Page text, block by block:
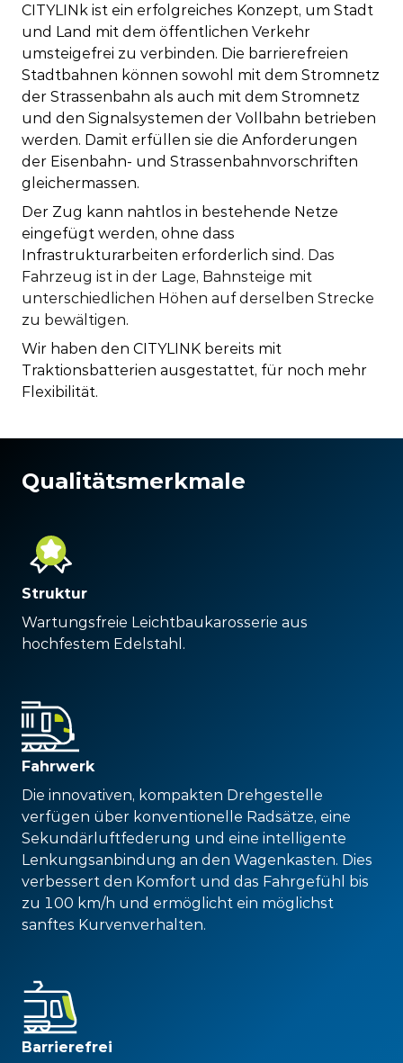
CITYLINk ist ein erfolgreiches Konzept, um Stadt
und Land mit dem öffentlichen Verkehr
umsteigefrei zu verbinden. Die barrierefreien
Stadtbahnen können sowohl mit dem Stromnetz
der Strassenbahn als auch mit dem Stromnetz
und den Signalsystemen der Vollbahn betrieben
werden. Damit erfüllen sie die Anforderungen
der Eisenbahn- und Strassenbahnvorschriften
gleichermassen.
Der Zug kann nahtlos in bestehende Netze
eingefügt werden, ohne dass
Infrastrukturarbeiten erforderlich sind. Das
Fahrzeug ist in der Lage, Bahnsteige mit
unterschiedlichen Höhen auf derselben Strecke
zu bewältigen.
Wir haben den CITYLINK bereits mit
Traktionsbatterien ausgestattet, für noch mehr
Flexibilität.
Qualitätsmerkmale
Struktur
Wartungsfreie Leichtbaukarosserie aus
hochfestem Edelstahl.
Fahrwerk
Die innovativen, kompakten Drehgestelle
verfügen über konventionelle Radsätze, eine
Sekundärluftfederung und eine intelligente
Lenkungsanbindung an den Wagenkasten. Dies
verbessert den Komfort und das Fahrgefühl bis
zu 100 km/h und ermöglicht ein möglichst
sanftes Kurvenverhalten.
Barrierefrei